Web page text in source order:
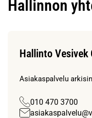
Hallinnon
Hallinto Vesivek
Asiakaspalvelu
010 470 3700